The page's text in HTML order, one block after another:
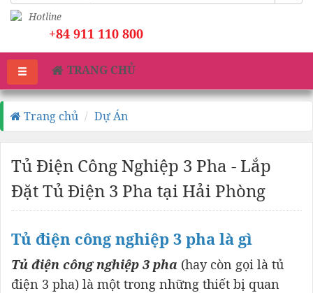
Hotline
+84 911 110 800
TRANG CHỦ
Trang chủ Dự Án
Tủ Điện Công Nghiệp 3 Pha - Lắp
Đặt Tủ Điện 3 Pha tại Hải Phòng
Tủ điện công nghiệp 3 pha là gì
Tủ điện công nghiệp 3 pha (hay còn gọi là tủ
điện 3 pha) là một trong những thiết bị quan